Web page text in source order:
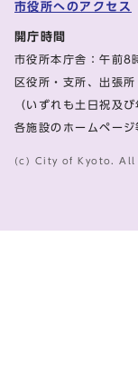
市役所へのアクセス
開庁時間
市役所本庁舎：午前
区役所・支所、出張
（いずれも土日祝及
各施設のホームページ
(c) City of Kyoto. All